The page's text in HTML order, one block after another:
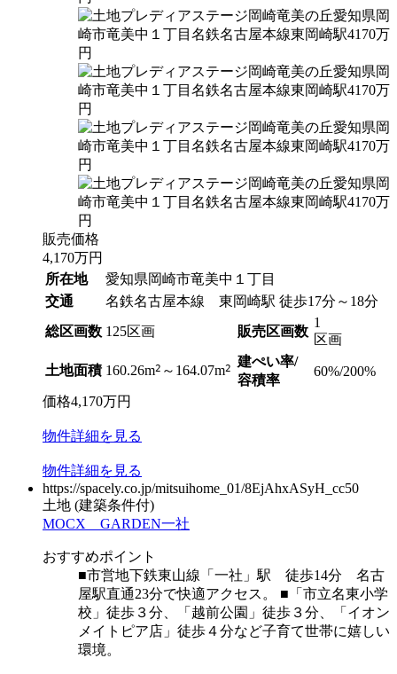
販売価格
4,170万円
所在地
愛知県岡崎市竜美中１丁目
交通
名鉄名古屋本線 東岡崎駅 徒歩17分～18分
総区画数 125区画 販売区画数
1
区画
土地面積 160.26m2 ～164.07m2
建ぺい率/
容積率
60%/200%
価格4,170万円
物件詳細を見る
物件詳細を見る
https://spacely.co.jp/mitsuihome_01/8EjAhxASyH_cc50
土地 (建築条件付)
MOCX GARDEN一社
おすすめポイント
■市営地下鉄東山線「一社」駅 徒歩14分 名古
屋駅直通23分で快適アクセス。 ■「市立名東小学
校」徒歩３分、「越前公園」徒歩３分、「イオン
メイトピア店」徒歩４分など子育て世帯に嬉しい
環境。